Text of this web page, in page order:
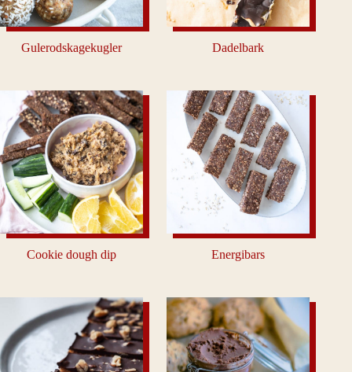
Gulerodskagekugler Dadelbark
Cookie dough dip Energibars